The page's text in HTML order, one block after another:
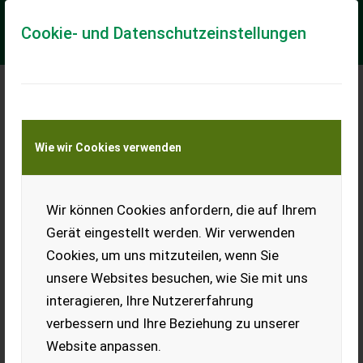
Cookie- und Datenschutzeinstellungen
Wie wir Cookies verwenden
Wir können Cookies anfordern, die auf Ihrem
Gerät eingestellt werden. Wir verwenden
Cookies, um uns mitzuteilen, wenn Sie
unsere Websites besuchen, wie Sie mit uns
interagieren, Ihre Nutzererfahrung
verbessern und Ihre Beziehung zu unserer
Website anpassen.
Meine Transportkostenanfrage
Transport von Land- und Baumaschinen –
KEINE Tiertransporte
Honda HSS 760A ET
Schneefräse
Sofort Verfügbar! Honda HSS
760A ET Schneefräse.
Ausstattung & Details: -
Länge (cm): 148,5 - Breite
(cm): 63 - Höhe (cm): 110,5 -
Gewicht (kg): 1...